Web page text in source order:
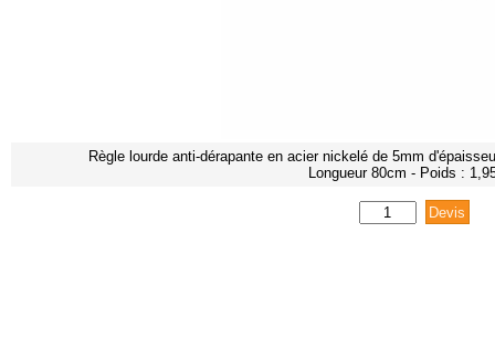
Règle lourde anti-dérapante en acier nickelé de 5mm
Longueur 80cm - Poids :